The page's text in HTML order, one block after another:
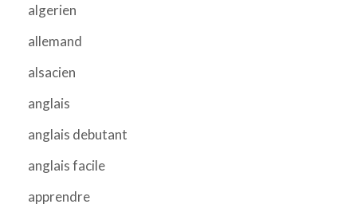
algerien
allemand
alsacien
anglais
anglais debutant
anglais facile
apprendre